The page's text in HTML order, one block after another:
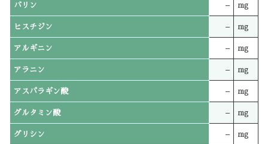
バリン – mg
ヒスチジン – mg
アルギニン – mg
アラニン – mg
アスパラギン酸 – mg
グルタミン酸 – mg
グリシン – mg